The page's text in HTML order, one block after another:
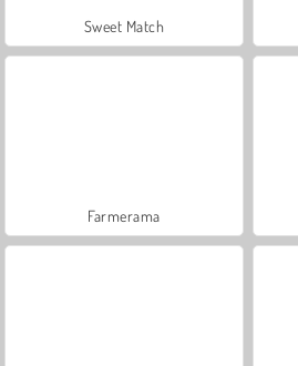
Sweet Match
Farmerama